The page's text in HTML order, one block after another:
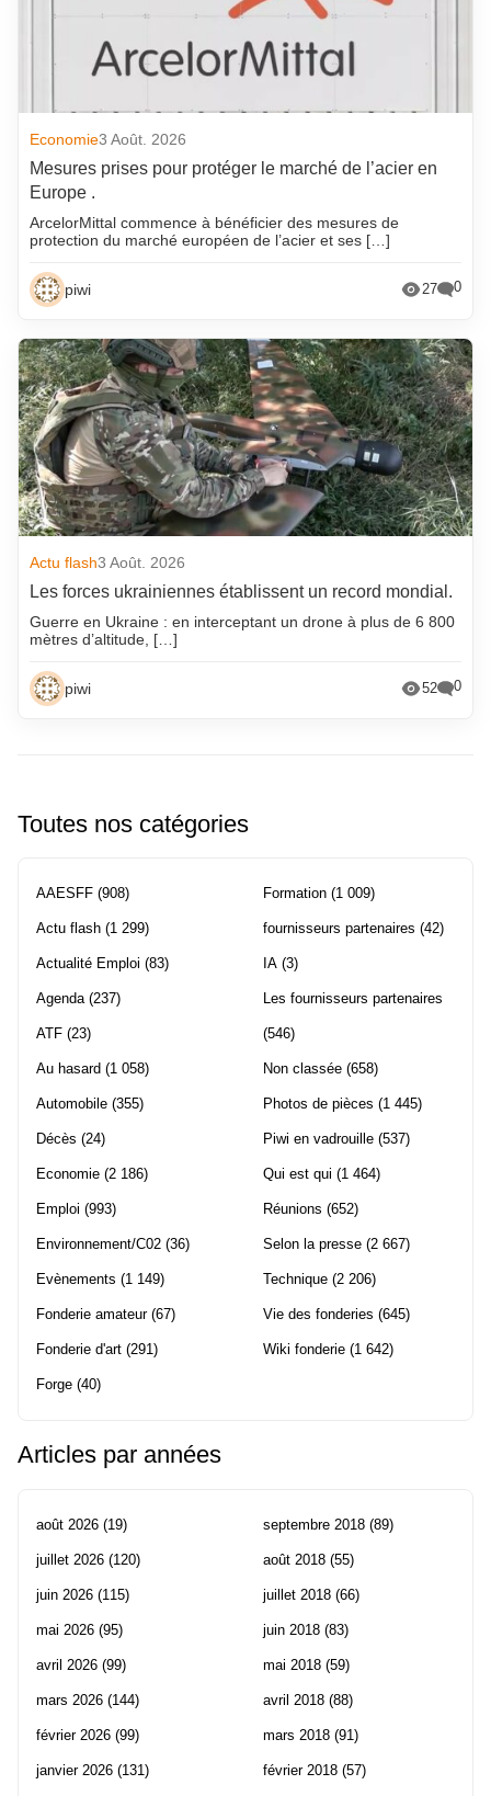
Economie3 Août. 2026
Mesures prises pour protéger le marché de l’acier en
Europe .
ArcelorMittal commence à bénéficier des mesures de
protection du marché européen de l’acier et ses […]
piwi 27 0
Actu flash3 Août. 2026
Les forces ukrainiennes établissent un record mondial.
Guerre en Ukraine : en interceptant un drone à plus de 6 800
mètres d’altitude, […]
piwi 52 0
Toutes nos catégories
AAESFF (908)
Actu flash (1 299)
Actualité Emploi (83)
Agenda(237)
ATF (23)
Au hasard (1 058)
Automobile (355)
Décès (24)
Economie (2 186)
Emploi (993)
Environnement/C02 (36)
Evènements (1 149)
Fonderie amateur(67)
Fonderie d'art (291)
Forge (40)
Formation (1 009)
fournisseurs partenaires (42)
IA (3)
Les fournisseurs partenaires
(546)
Non classée (658)
Photos de pièces (1 445)
Piwi en vadrouille (537)
Qui est qui (1 464)
Réunions (652)
Selon la presse (2 667)
Technique (2 206)
Vie des fonderies (645)
Wiki fonderie (1 642)
Articles par années
août 2026 (19)
juillet 2026 (120)
juin 2026 (115)
mai 2026 (95)
avril 2026 (99)
mars 2026 (144)
février 2026 (99)
janvier 2026 (131)
septembre 2018 (89)
août 2018 (55)
juillet 2018 (66)
juin 2018 (83)
mai 2018 (59)
avril 2018 (88)
mars 2018 (91)
février 2018 (57)